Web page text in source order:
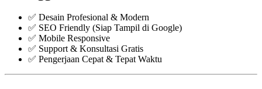
✅ Desain Profesional & Modern
✅ SEO Friendly (Siap Tampil di Google)
✅ Mobile Responsive
✅ Support & Konsultasi Gratis
✅ Pengerjaan Cepat & Tepat Waktu